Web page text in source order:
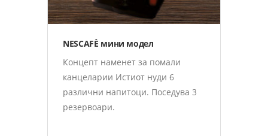
NESCAFÈ мини модел
Концепт наменет за помали
канцеларии Истиот нуди 6
различни напитоци. Поседува 3
резервоари.